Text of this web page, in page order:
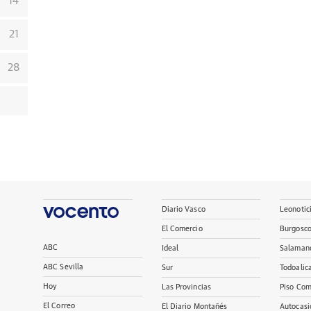
21
28
ABC
ABC Sevilla
Hoy
El Correo
Diario Vasco
El Comercio
Ideal
Sur
Las Provincias
El Diario Montañés
Piso